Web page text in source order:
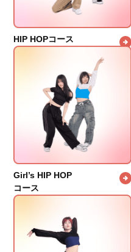
HIP HOPコース
Girl’s HIP HOP
コース